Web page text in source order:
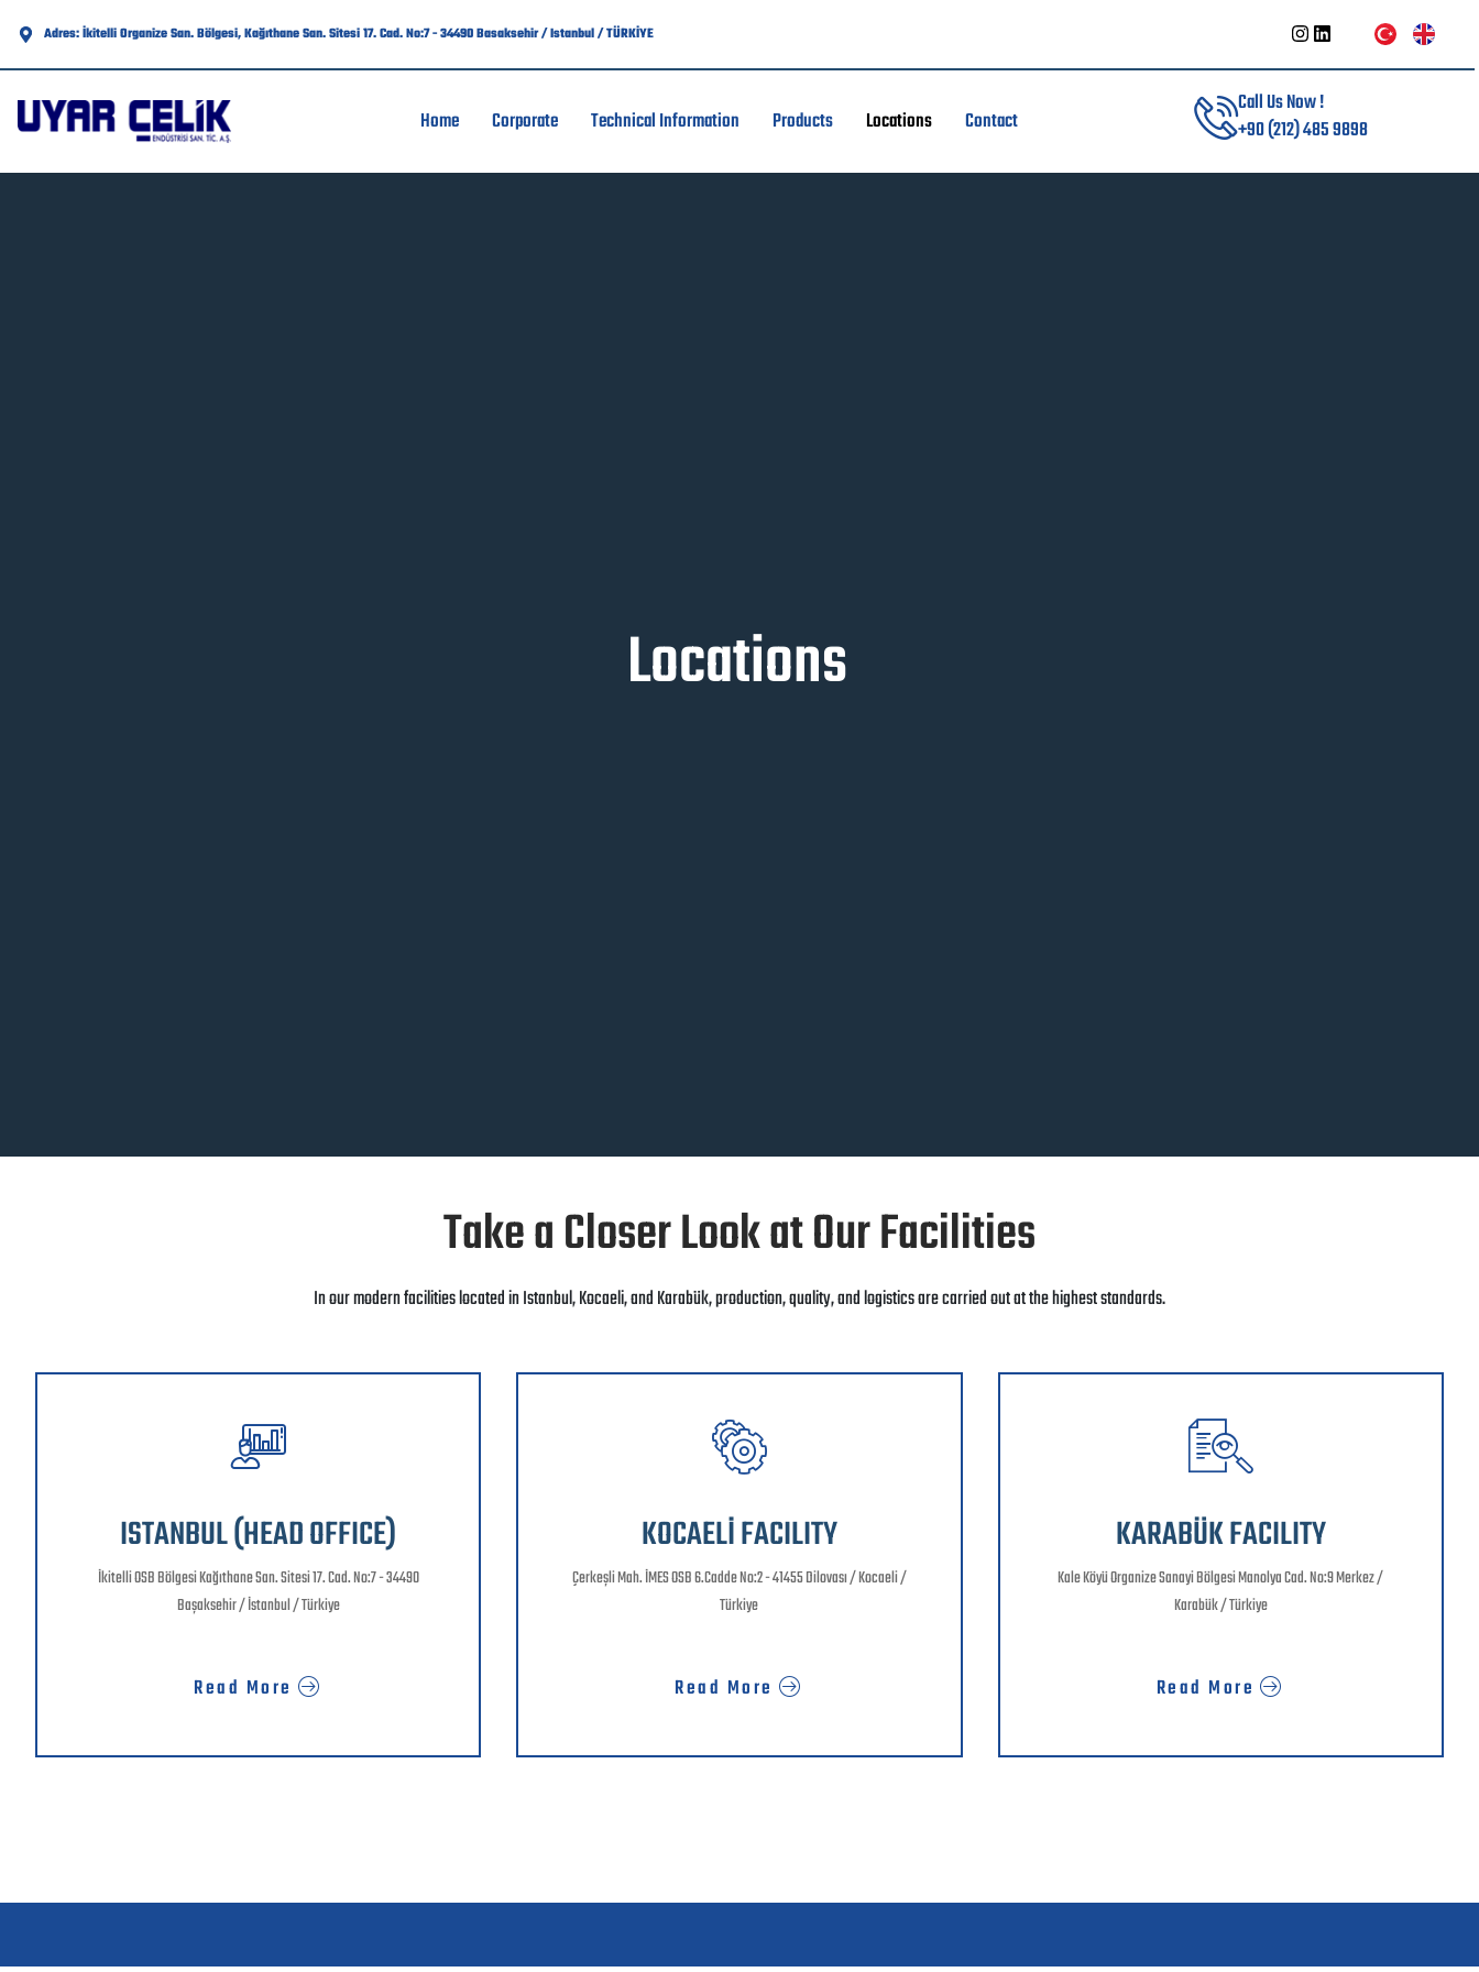
Adres: İkitelli Organize San. Bölgesi, Kağıthane San. Sitesi 17. Cad. No:7 - 34490 Basaksehir / Istanbul / TÜRKİYE
Home Corporate Technical Information Products Locations Contact
Call Us Now !
+90 (212) 485 9898
Locations
Take a Closer Look at Our Facilities
In our modern facilities located in Istanbul, Kocaeli, and Karabük, production, quality, and logistics are carried out at the highest standards.
ISTANBUL (HEAD OFFICE)
İkitelli OSB Bölgesi Kağıthane San. Sitesi 17. Cad. No:7 - 34490
Başaksehir / İstanbul / Türkiye
Read More
KOCAELİ FACILITY
Çerkeşli Mah. İMES OSB 6.Cadde No:2 - 41455 Dilovası / Kocaeli /
Türkiye
Read More
KARABÜK FACILITY
Kale Köyü Organize Sanayi Bölgesi Manolya Cad. No:9 Merkez /
Karabük / Türkiye
Read More